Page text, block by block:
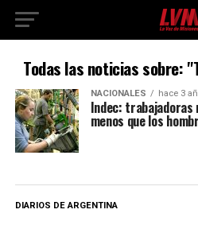
Todas las noticias sobre:
NACIONALES hace 3
Indec:
menos que los
DIARIOS DE ARGENTINA